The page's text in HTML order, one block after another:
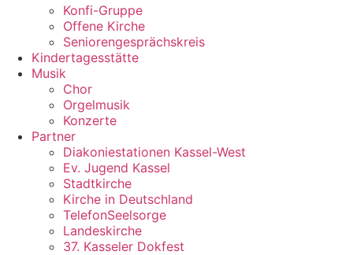
Konfi-Gruppe
Offene Kirche
Seniorengesprächskreis
Kindertagesstätte
Musik
Chor
Orgelmusik
Konzerte
Partner
Diakoniestationen Kassel-West
Ev. Jugend Kassel
Stadtkirche
Kirche in Deutschland
TelefonSeelsorge
Landeskirche
37. Kasseler Dokfest